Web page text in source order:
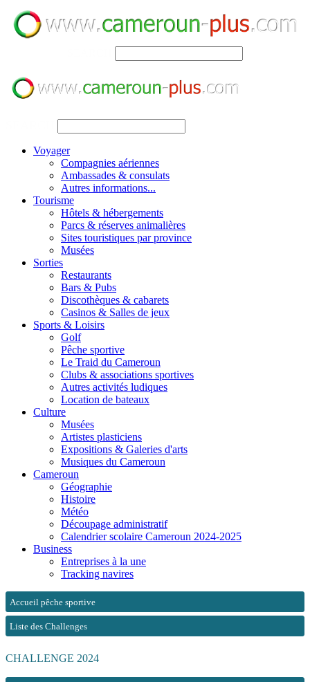
Voyager
Compagnies aériennes
Ambassades & consulats
Autres informations...
Tourisme
Hôtels & hébergements
Parcs & réserves animalières
Sites touristiques par province
Musées
Sorties
Restaurants
Bars & Pubs
Discothèques & cabarets
Casinos & Salles de jeux
Sports & Loisirs
Golf
Pêche sportive
Le Traid du Cameroun
Clubs & associations sportives
Autres activités ludiques
Location de bateaux
Culture
Musées
Artistes plasticiens
Expositions & Galeries d'arts
Musiques du Cameroun
Cameroun
Géographie
Histoire
Météo
Découpage administratif
Calendrier scolaire Cameroun 2024-2025
Business
Entreprises à la une
Tracking navires
Accueil pêche sportive
Liste des Challenges
CHALLENGE 2024